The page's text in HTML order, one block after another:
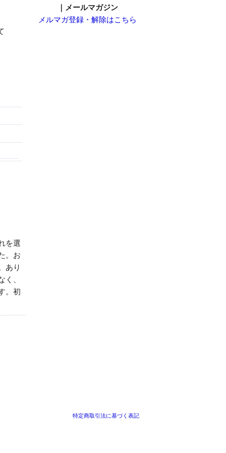
を選
。お
あり
、
。初
｜メールマガジン
メルマガ登録・解除はこちら
特定商取引法に基づく表記